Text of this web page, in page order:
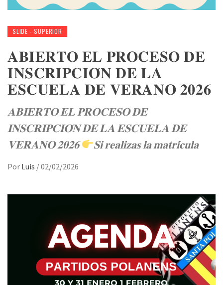
SLIDE - SUPERIOR
𝐀𝐁𝐈𝐄𝐑𝐓𝐎 𝐄𝐋 𝐏𝐑𝐎𝐂𝐄𝐒𝐎 𝐃𝐄
𝐈𝐍𝐒𝐂𝐑𝐈𝐏𝐂𝐈𝐎́𝐍 𝐃𝐄 𝐋𝐀
𝐄𝐒𝐂𝐔𝐄𝐋𝐀 𝐃𝐄 𝐕𝐄𝐑𝐀𝐍𝐎 𝟐𝟎𝟐𝟔
𝐀𝐁𝐈𝐄𝐑𝐓𝐎 𝐄𝐋 𝐏𝐑𝐎𝐂𝐄𝐒𝐎 𝐃𝐄
𝐈𝐍𝐒𝐂𝐑𝐈𝐏𝐂𝐈𝐎́𝐍 𝐃𝐄 𝐋𝐀 𝐄𝐒𝐂𝐔𝐄𝐋𝐀 𝐃𝐄
𝐕𝐄𝐑𝐀𝐍𝐎 𝟐𝟎𝟐𝟔
𝐒𝐢 𝐫𝐞𝐚𝐥𝐢𝐳𝐚𝐬 𝐥𝐚 𝐦𝐚𝐭𝐫𝐢́𝐜𝐮𝐥𝐚
Por Luis /02/02/2026